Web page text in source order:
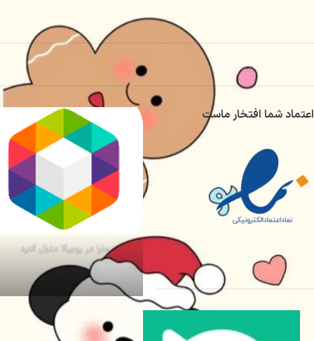
اعتماد شما افتخار ماست
مارا در روبیکا دنبال کنید